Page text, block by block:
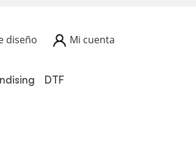
diseño Mi cuenta
DTF